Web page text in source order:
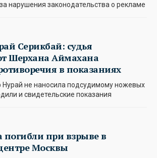
нарушения законодательства о рекламе
Серикбай: судья
Шерхана Аймахана
в показаниях
Нурай не наносила подсудимому ножевых
и свидетельские показания
погибли при взрыве в
Москвы